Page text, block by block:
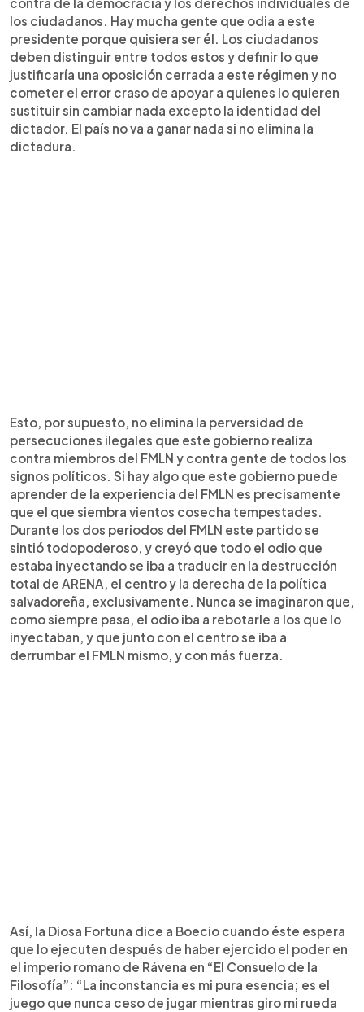
los ciudadanos. Hay mucha gente que odia a este
presidente porque quisiera ser él. Los ciudadanos
deben distinguir entre todos estos y definir lo que
justificaría una oposición cerrada a este régimen y no
cometer el error craso de apoyar a quienes lo quieren
sustituir sin cambiar nada excepto la identidad del
dictador. El país no va a ganar nada si no elimina la
dictadura.
Esto, por supuesto, no elimina la perversidad de
persecuciones ilegales que este gobierno realiza
contra miembros del FMLN y contra gente de todos los
signos políticos. Si hay algo que este gobierno puede
aprender de la experiencia del FMLN es precisamente
que el que siembra vientos cosecha tempestades.
Durante los dos periodos del FMLN este partido se
sintió todopoderoso, y creyó que todo el odio que
estaba inyectando se iba a traducir en la destrucción
total de ARENA, el centro y la derecha de la política
salvadoreña, exclusivamente. Nunca se imaginaron que,
como siempre pasa, el odio iba a rebotarle a los que lo
inyectaban, y que junto con el centro se iba a
derrumbar el FMLN mismo, y con más fuerza.
Así, la Diosa Fortuna dice a Boecio cuando éste espera
que lo ejecuten después de haber ejercido el poder en
el imperio romano de Rávena en “El Consuelo de la
Filosofía”: “La inconstancia es mi pura esencia; es el
juego que nunca ceso de jugar mientras giro mi rueda